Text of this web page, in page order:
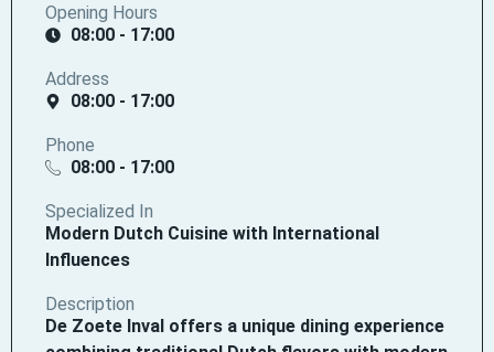
Opening Hours
08:00 - 17:00
Address
08:00 - 17:00
Phone
08:00 - 17:00
Specialized In
Modern Dutch Cuisine with International
Influences
Description
De Zoete Inval offers a unique dining experience